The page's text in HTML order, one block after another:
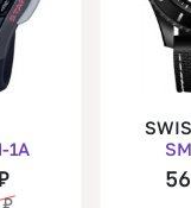
1A